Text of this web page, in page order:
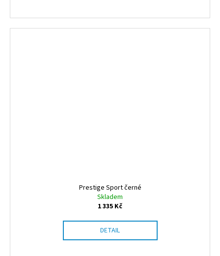
Prestige Sport černé
Skladem
1 335 Kč
DETAIL